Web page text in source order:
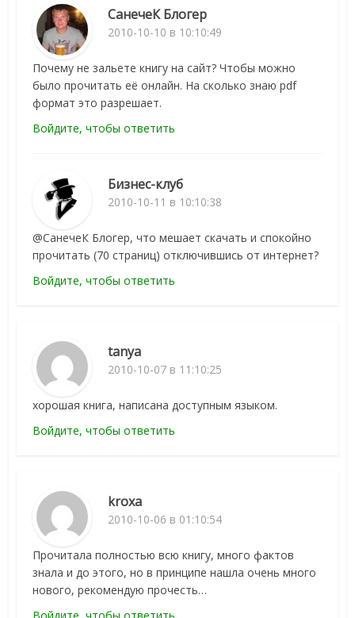
СанечеК Блогер
2010-10-10 в 10:10:49
Почему не зальете книгу на сайт? Чтобы можно
было прочитать её онлайн. На сколько знаю pdf
формат это разрешает.
Войдите, чтобы ответить
Бизнес-клуб
2010-10-11 в 10:10:38
@СанечеК Блогер, что мешает скачать и спокойно
прочитать (70 страниц) отключившись от интернет?
Войдите, чтобы ответить
tanya
2010-10-07 в 11:10:25
хорошая книга, написана доступным языком.
Войдите, чтобы ответить
kroxa
2010-10-06 в 01:10:54
Прочитала полностью всю книгу, много фактов
знала и до этого, но в принципе нашла очень много
нового, рекомендую прочесть…
Войдите, чтобы ответить